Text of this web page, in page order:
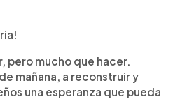
pero mucho que hacer.
mañana, a reconstruir y
una esperanza que pueda